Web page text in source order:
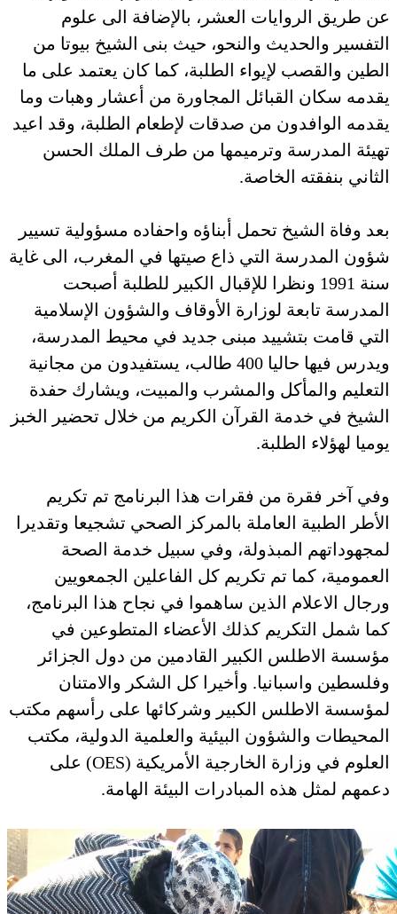
عن طريق الروايات العشر، بالإضافة الى علوم
التفسير والحديث والنحو، حيث بنى الشيخ بيوتا من
الطين والقصب لإيواء الطلبة، كما كان يعتمد على ما
يقدمه سكان القبائل المجاورة من أعشار وهبات وما
يقدمه الوافدون من صدقات لإطعام الطلبة، وقد اعيد
تهيئة المدرسة وترميمها من طرف الملك الحسن
الثاني بنفقته الخاصة.
بعد وفاة الشيخ تحمل أبناؤه واحفاده مسؤولية تسيير
شؤون المدرسة التي ذاع صيتها في المغرب، الى غاية
سنة 1991 ونظرا للإقبال الكبير للطلبة أصبحت
المدرسة تابعة لوزارة الأوقاف والشؤون الإسلامية
التي قامت بتشييد مبنى جديد في محيط المدرسة،
ويدرس فيها حاليا 400 طالب، يستفيدون من مجانية
التعليم والمأكل والمشرب والمبيت، ويشارك حفدة
الشيخ في خدمة القرآن الكريم من خلال تحضير الخبز
يوميا لهؤلاء الطلبة.
وفي آخر فقرة من فقرات هذا البرنامج تم تكريم
الأطر الطبية العاملة بالمركز الصحي تشجيعا وتقديرا
لمجهوداتهم المبذولة، وفي سبيل خدمة الصحة
العمومية، كما تم تكريم كل الفاعلين الجمعويين
ورجال الاعلام الذين ساهموا في نجاح هذا البرنامج،
كما شمل التكريم كذلك الأعضاء المتطوعين في
مؤسسة الاطلس الكبير القادمين من دول الجزائر
وفلسطين واسبانيا. وأخيرا كل الشكر والامتنان
لمؤسسة الاطلس الكبير وشركائها على رأسهم مكتب
المحيطات والشؤون البيئية والعلمية الدولية، مكتب
العلوم في وزارة الخارجية الأمريكية (OES) على
دعمهم لمثل هذه المبادرات البيئة الهامة.